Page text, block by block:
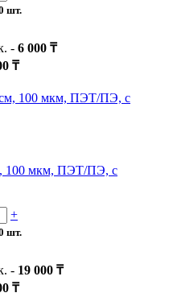
шт.
- 6 000 ₸
₸
100 мкм, ПЭТ/ПЭ, с
+
шт.
- 19 000 ₸
₸